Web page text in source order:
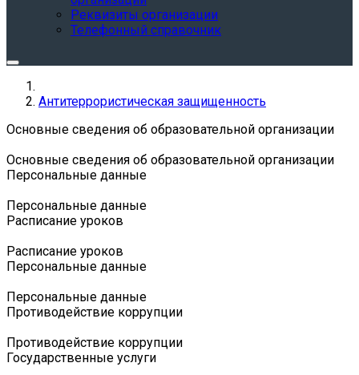
Реквизиты организации
Телефонный справочник
Антитеррористическая защищенность
Основные сведения об образовательной организации
Основные сведения об образовательной организации
Персональные данные
Персональные данные
Расписание уроков
Расписание уроков
Персональные данные
Персональные данные
Противодействие коррупции
Противодействие коррупции
Государственные услуги